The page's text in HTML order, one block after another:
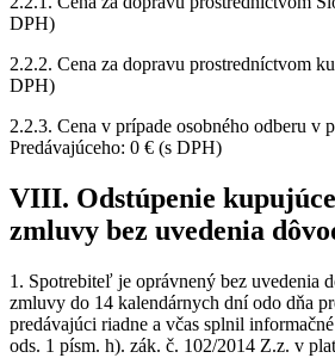
DPH)
2.2.2. Cena za dopravu prostredníctvom
DPH)
2.2.3. Cena v prípade osobného odberu v
Predávajúceho: 0 € (s DPH)
VIII. Odstúpenie
zmluvy bez uvedenia
1. Spotrebiteľ je oprávnený bez uvedenia
zmluvy do 14 kalendárnych dní odo dňa
predávajúci riadne a včas splnil
ods. 1 písm. h). zák. č. 102/2014 Z.z. v